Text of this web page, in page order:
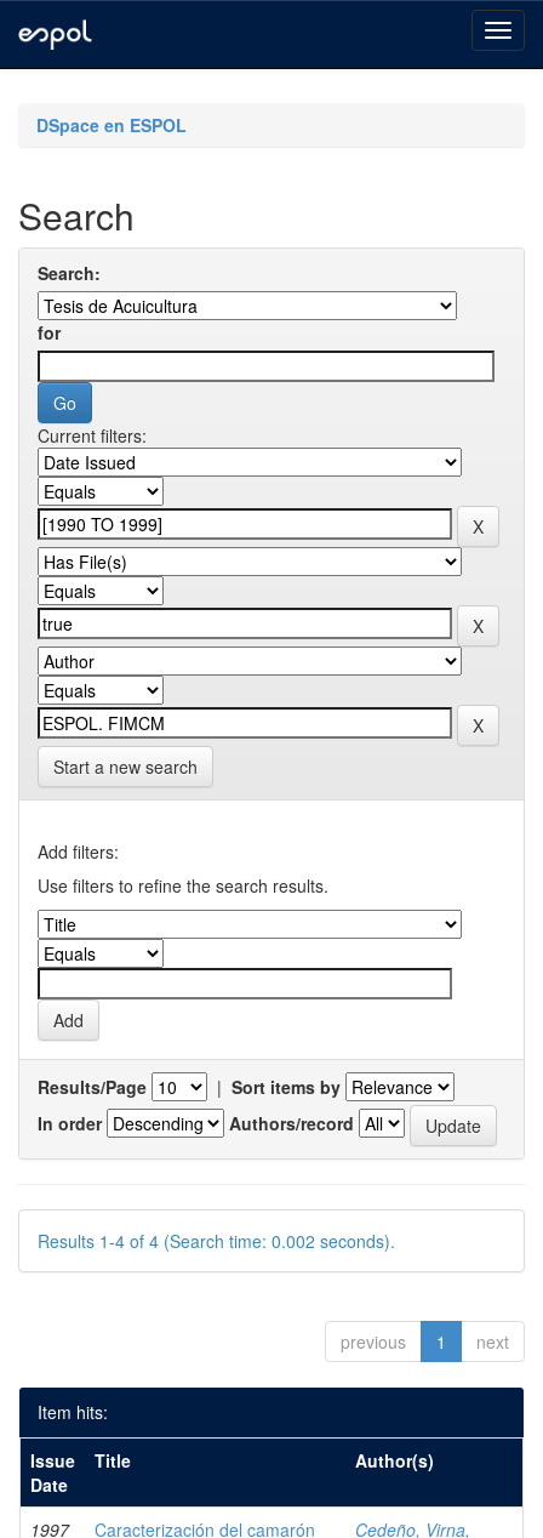
navigationDSpace en ESPOL
Search
Search:
for
Current filters:
Start a new search
Add filters:
Use filters to refine the search results.
Results/Page | Sort items by
In order
Authors/record
Results 1-4 of 4 (Search time: 0.002 seconds).
previous 1 next
Item hits:
Issue
Date
Title Author(s)
1997
Caracterización del camarón
Cedeño, Virna,